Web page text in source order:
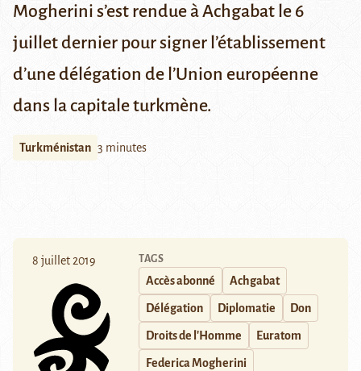
Mogherini s’est rendue à Achgabat le 6
juillet dernier pour signer l’établissement
d’une délégation de l’Union européenne
dans la capitale turkmène.
Turkménistan 3 minutes
8 juillet 2019 TAGS
Accès abonné Achgabat
Délégation Diplomatie Don
Droits de l'Homme Euratom
Federica Mogherini